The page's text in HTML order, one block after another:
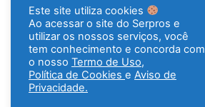
Este site utiliza cookies
Ao acessar o site do Serpros e
utilizar os nossos serviços, você
tem conhecimento e concorda com
o nosso Termo de Uso,
Política de Cookies e Aviso de
Privacidade.